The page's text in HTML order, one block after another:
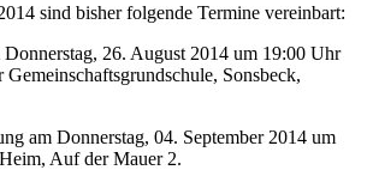
sind bisher folgende Termine vereinbart:
Donnerstag, 26. August 2014 um 19:00 Uhr
Sonsbeck,
am Donnerstag, 04. September 2014 um
Auf der Mauer 2.